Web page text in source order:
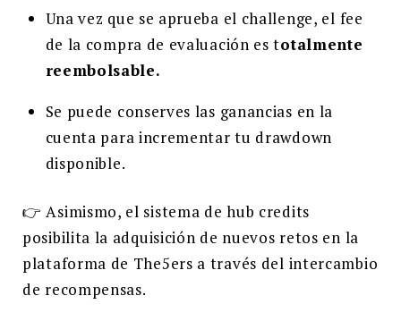
Una vez que se aprueba el challenge, el fee
de la compra de evaluación es totalmente
reembolsable.
Se puede conserves las ganancias en la
cuenta para incrementar tu drawdown
disponible.
👉 Asimismo, el sistema de hub credits
posibilita la adquisición de nuevos retos en la
plataforma de The5ers a través del intercambio
de recompensas.